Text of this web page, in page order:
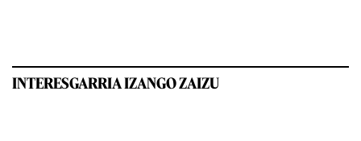
INTERESGARRIA IZANGO ZAIZU